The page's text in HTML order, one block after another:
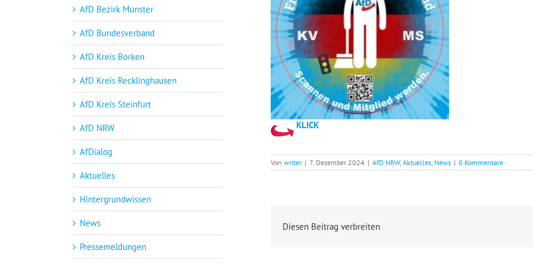
KLICK
Von writer | 7. Dezember 2024 | AfD NRW, Aktuelles News | 0 Kommentare
Diesen Beitrag verbreiten
AfD Bezirk Münster
AfD Bundesverband
AfD Kreis Borken
AfD Kreis Recklinghausen
AfD Kreis Steinfurt
AfD NRW
AfDialog
Aktuelles
Hintergrundwissen
News
Pressemeldungen